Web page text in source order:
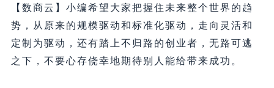
【数商云】小编希望大家把握住未来整个世界的趋
势，从原来的规模驱动和标准化驱动，走向灵活和
定制为驱动，还有踏上不归路的创业者，无路可逃
之下，不要心存侥幸地期待别人能给带来成功。